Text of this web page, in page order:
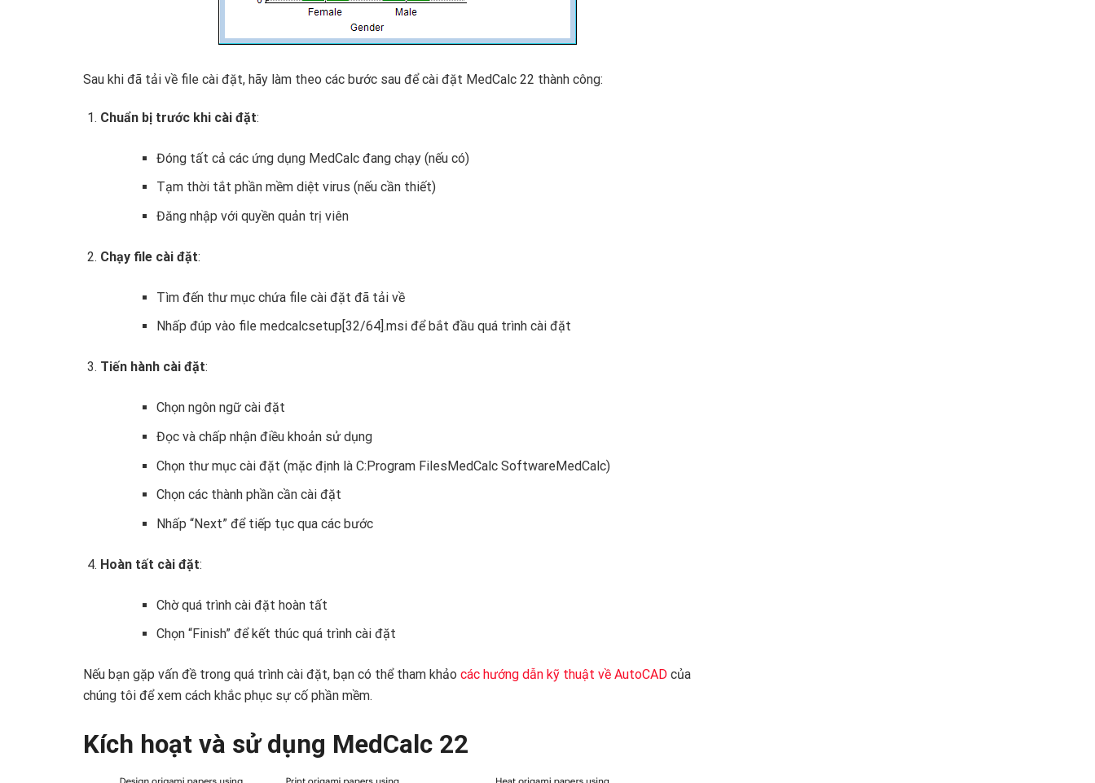
Sau khi đã tải về file cài đặt, hãy làm theo các bước sau để cài đặt MedCalc 22 thành công:
Chuẩn bị trước khi cài đặt:
Đóng tất cả các ứng dụng MedCalc đang chạy (nếu có)
Tạm thời tắt phần mềm diệt virus (nếu cần thiết)
Đăng nhập với quyền quản trị viên
Chạy file cài đặt:
Tìm đến thư mục chứa file cài đặt đã tải về
Nhấp đúp vào file medcalcsetup[32/64].msi để bắt đầu quá trình cài đặt
Tiến hành cài đặt:
Chọn ngôn ngữ cài đặt
Đọc và chấp nhận điều khoản sử dụng
Chọn thư mục cài đặt (mặc định là C:Program FilesMedCalc SoftwareMedCalc)
Chọn các thành phần cần cài đặt
Nhấp “Next” để tiếp tục qua các bước
Hoàn tất cài đặt:
Chờ quá trình cài đặt hoàn tất
Chọn “Finish” để kết thúc quá trình cài đặt
Nếu bạn gặp vấn đề trong quá trình cài đặt, bạn có thể tham khảo các hướng dẫn kỹ thuật về AutoCAD của
chúng tôi để xem cách khắc phục sự cố phần mềm.
Kích hoạt và sử dụng MedCalc 22